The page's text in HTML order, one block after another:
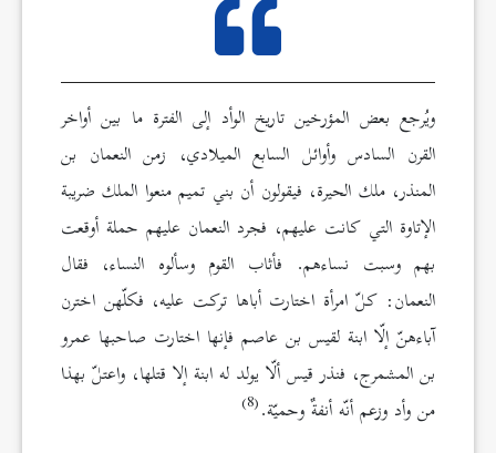
ويُرجع بعض المؤرخين تاريخ الوأد إلى الفترة ما بين أواخر
القرن السادس وأوائل السابع الميلادي، زمن النعمان بن
المنذر، ملك الحيرة، فيقولون أن بني تميم منعوا الملك ضريبة
الإتاوة التي كانت عليهم، فجرد النعمان عليهم حملة أوقعت
بهم وسبت نساءهم. فأثاب القوم وسألوه النساء، فقال
النعمان: كلّ امرأة اختارت أباها تركت عليه، فكلّهن اخترن
آباءهنّ إلّا ابنة لقيس بن عاصم فإنها اختارت صاحبها عمرو
بن المشمرج، فنذر قيس ألّا يولد له ابنة إلا قتلها، واعتلّ بهذا
من وأد وزعم أنّه أنفةٌ وحميّة.(8)